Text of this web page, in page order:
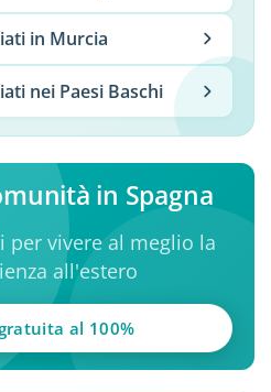
in Murcia
nei Paesi Baschi
in Spagna
per vivere al meglio la
all'estero
al 100%